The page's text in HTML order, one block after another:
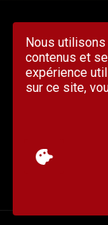
Nous
contenus et
expérience
sur ce site,